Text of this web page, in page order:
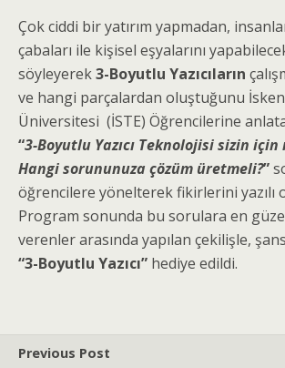
Çok ciddi bir yatırım yapmadan,
çabaları ile kişisel eşyalarını
söyleyerek3-Boyutlu Yazıcıların
ve hangi parçalardan oluştuğunu
Üniversitesi (İSTE) Öğrencilerine
“3-Boyutlu Yazıcı Teknolojisi sizin
Hangi sorununuza çözüm üretmeli?”
öğrencilere yönelterek fikirlerini yazılı
Program sonunda bu sorulara en güzel
verenler arasında yapılan çekilişle,
“3-Boyutlu Yazıcı” hediye edildi.
Previous Post